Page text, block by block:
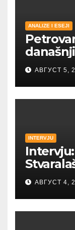
ANALIZE I ESEJI
АВГУСТ 5,
INTERVJU
АВГУСТ 4,